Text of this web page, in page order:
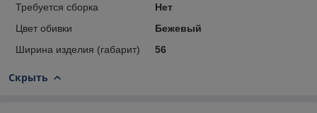
Требуется сборка
Нет
Цвет обивки
Бежевый
Ширина изделия (габарит)
56
Скрыть